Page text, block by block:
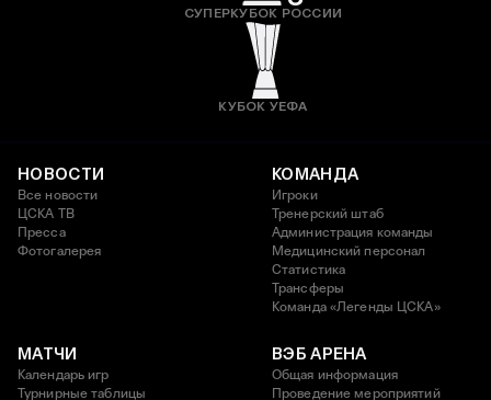
СУПЕРКУБОК РОССИИ
КУБОК УЕФА
НОВОСТИ
Все новости
ЦСКА ТВ
Пресса
Фотогалерея
КОМАНДА
Игроки
Тренерский штаб
Администрация команды
Медицинский персонал
Статистика
Трансферы
Команда «Легенды ЦСКА»
МАТЧИ
Календарь игр
Турнирные таблицы
ВЭБ АРЕНА
Общая информация
Проведение мероприятий